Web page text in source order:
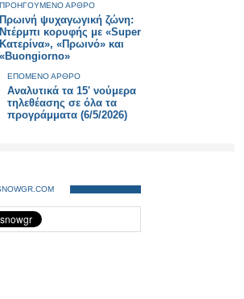
ΠΡΟΗΓΟΥΜΕΝΟ ΑΡΘΡΟ
Πρωινή ψυχαγωγική ζώνη:
Ντέρμπι κορυφής με «Super
Κατερίνα», «Πρωινό» και
«Buongiorno»
ΕΠΟΜΕΝΟ ΑΡΘΡΟ
Αναλυτικά τα 15' νούμερα
τηλεθέασης σε όλα τα
προγράμματα (6/5/2026)